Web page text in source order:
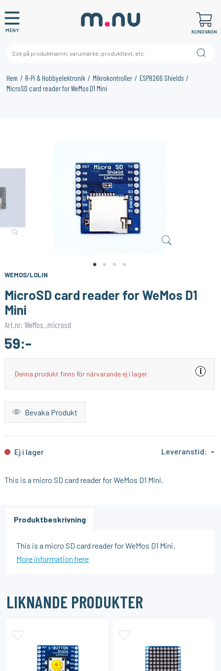
MENY KUNDVAGN
Hem R-Pi & Hobbyelektronik Mikrokontroller
ESP8266 Shields
MicroSD card reader for WeMos D1 Mini
WEMOS/LOLIN
MicroSD card reader for WeMos D1
Mini
Art.nr: WeMos_microsd
59:-
Denna produkt finns för närvarande ej i lager.
Bevaka Produkt
Ej i lager Leveranstid: -
This is a micro SD card reader for WeMos D1 Mini.
Produktbeskrivning
This is a micro SD card reader for WeMos D1 Mini.
More information here
LIKNANDE PRODUKTER